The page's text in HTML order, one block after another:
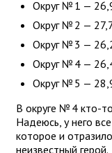
Округ № 1 —
Округ № 2 —
Округ № 3 —
Округ № 4 —
Округ № 5 —
В округе № 4 кто-
Надеюсь, у него
которое и
неизвестный герой.